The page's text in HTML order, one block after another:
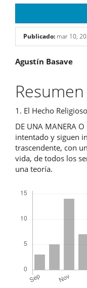
Publicado: mar 10,
Contenido
principal
del
artículo
Agustín Basave
Resumen
1. El Hecho Religioso
DE UNA MANERA
intentado y siguen
trascendente, con
vida, de todos los
una teoría.